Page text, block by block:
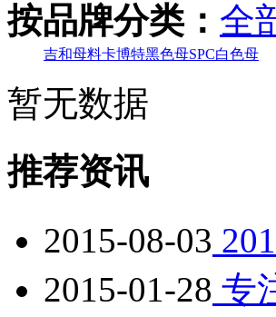
按品牌分类： 全
吉和母料卡博特黑色母SPC白色母
暂无数据
推荐资讯
2015-08-03
2015-01-28 专